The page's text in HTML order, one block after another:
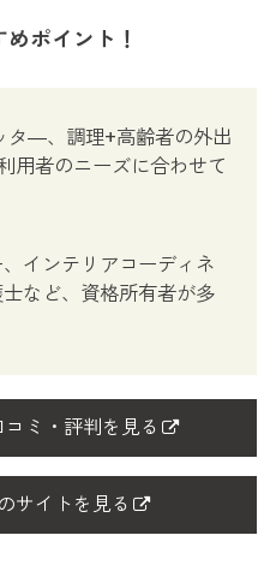
ポイント！
タ―、調理+高齢者の外出
用者のニーズに合わせて
インテリアコーディネ
など、資格所有者が多
ミ・評判を見る
サイトを見る